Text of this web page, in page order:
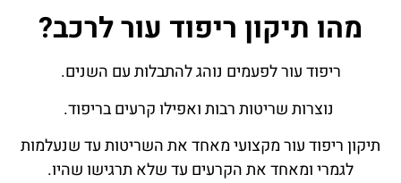
מהו תיקון ריפוד עור לרכב?
ריפוד עור לפעמים נוהג להתבלות עם השנים.
נוצרות שריטות רבות ואפילו קרעים בריפוד.
תיקון ריפוד עור מקצועי מאחד את השריטות עד שנעלמות
לגמרי ומאחד את הקרעים עד שלא תרגישו שהיו.